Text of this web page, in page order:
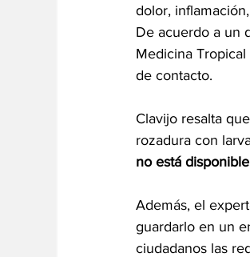
dolor,
De acuerdo a un
Medicina
de contacto.
Clavijo resalta
rozadura con
no está
Además, el
guardarlo en un
ciudadanos las